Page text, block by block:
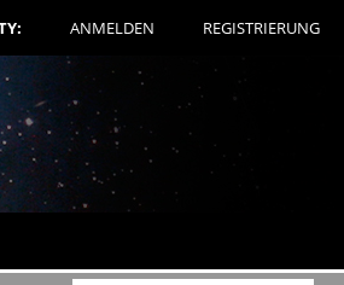
ANMELDEN REGISTRIERUNG